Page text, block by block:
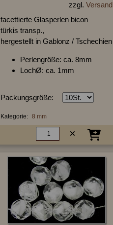
zzgl. Versand
facettierte Glasperlen bicon
türkis transp.,
hergestellt in Gablonz / Tschechien
Perlengröße: ca. 8mm
LochØ: ca. 1mm
Packungsgröße:
Kategorie: 8 mm